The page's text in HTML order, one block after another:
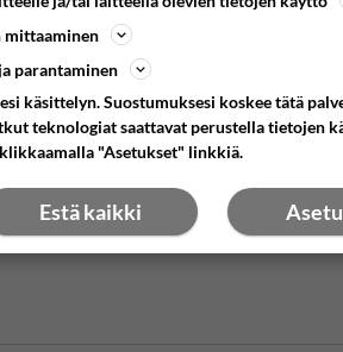
Sormisuojat
joissa pyritään
rako. Sormisuojaus
mittaaminen
parantaminen
käsittelyn. Suostumuksesi koskee tätä
teknologiat saattavat perustella tietojen
"Asetukset" linkkiä.
Estä kaikki